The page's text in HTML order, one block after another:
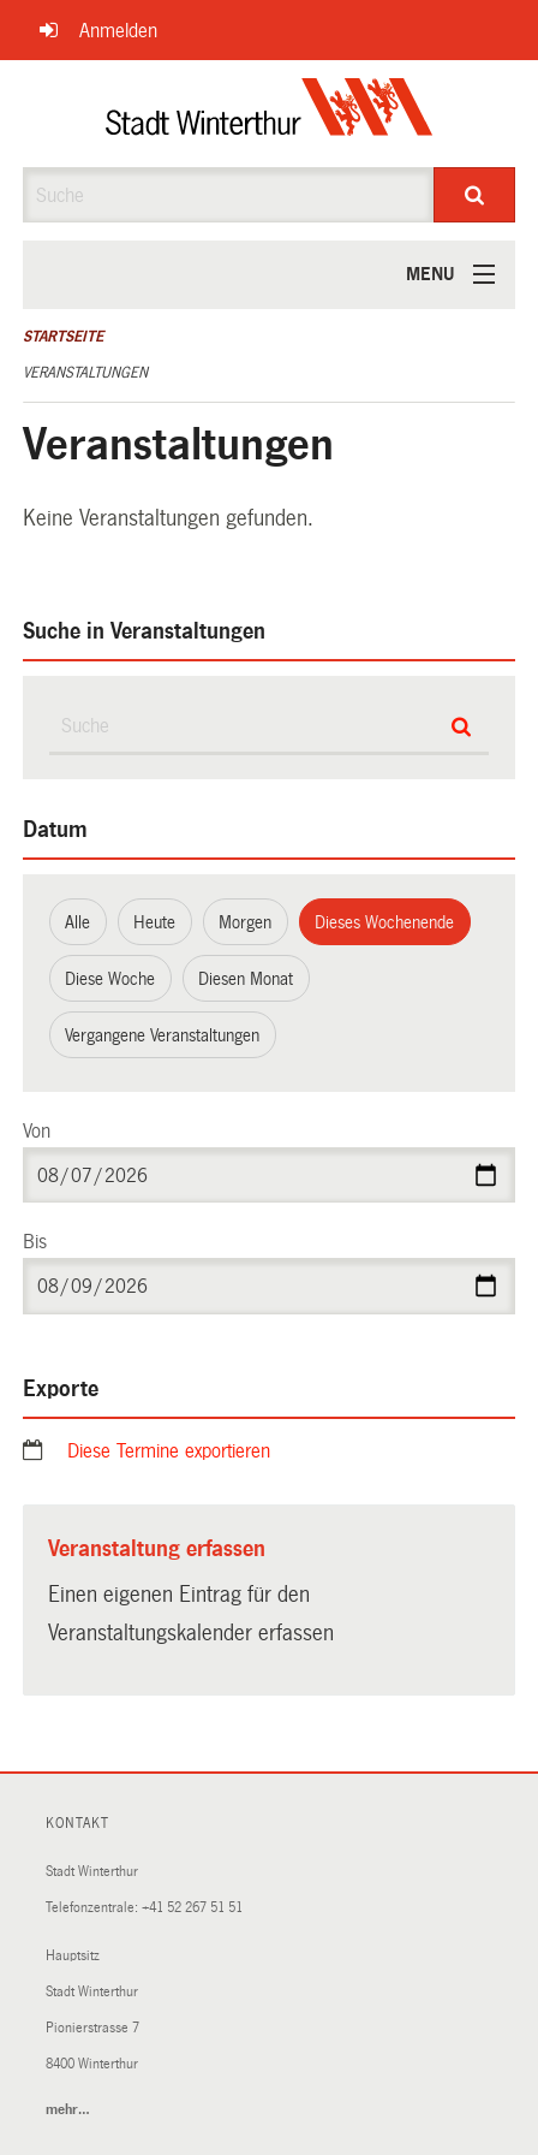
Navigation
überspringen
Anmelden
MENU
ÜBER UNS
STARTSEITE
VERANSTALTUNGEN
Veranstaltungen
Keine Veranstaltungen gefunden.
Suche in Veranstaltungen
Datum
Alle Heute Morgen Dieses Wochenende
Diese Woche Diesen Monat
Vergangene Veranstaltungen
Von
Bis
Exporte
Diese Termine exportieren
Veranstaltung erfassen
Einen eigenen Eintrag für den
Veranstaltungskalender erfassen
KONTAKT
Stadt Winterthur
Telefonzentrale: +41 52 267 51 51
Hauptsitz
Stadt Winterthur
Pionierstrasse 7
8400 Winterthur
mehr…